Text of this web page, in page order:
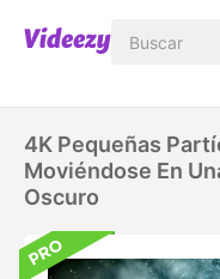
4K Pequeñas
Moviéndose En
Oscuro